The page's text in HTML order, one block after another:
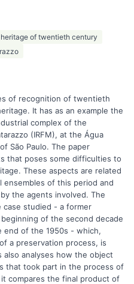
of twentieth century
of recognition of twentieth
It has as an example the
complex of the
(IRFM), at the Água
São Paulo. The paper
that poses some difficulties to
These aspects are related
of this period and
the agents involved. The
case studied - a former
of the second decade
of the 1950s - which,
a preservation process, is
analyses how the object
that took part in the process of
compares the final product of